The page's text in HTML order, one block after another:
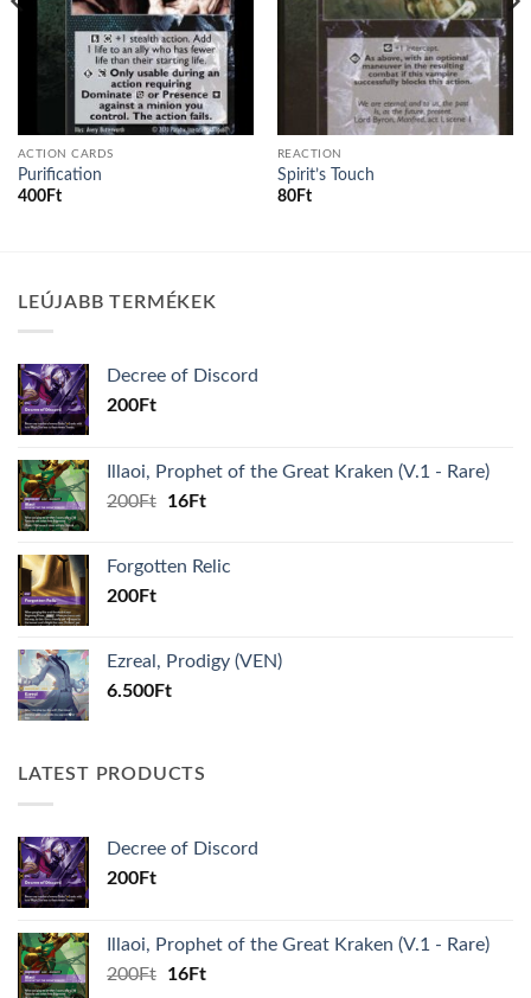
ACTION CARDS
Purification
400Ft
REACTION
Spirit’s Touch
80Ft
LEÚJABB TERMÉKEK
Decree of Discord
200Ft
Illaoi, Prophet of the Great Kraken (V.1 - Rare)
200Ft
Original
200Ft.
16FtCurrent
16Ft.
Forgotten Relic
200Ft
Ezreal, Prodigy (VEN)
6.500Ft
LATEST PRODUCTS
Decree of Discord
200Ft
Illaoi, Prophet of the Great Kraken (V.1 - Rare)
200Ft
Original
16FtCurrent